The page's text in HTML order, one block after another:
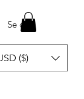
Se connecter
($)